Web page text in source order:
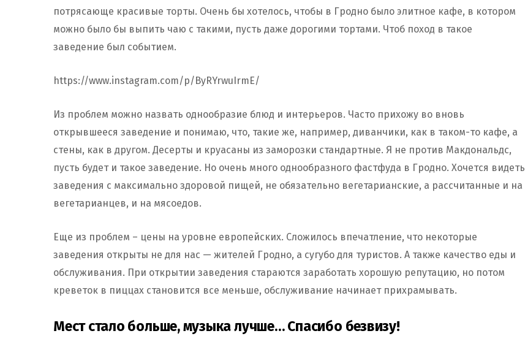
потрясающе красивые торты. Очень бы хотелось, чтобы в Гродно было элитное кафе, в котором
можно было бы выпить чаю с такими, пусть даже дорогими тортами. Чтоб поход в такое
заведение был событием.
https://www.instagram.com/p/ByRYrwuIrmE/
Из проблем можно назвать однообразие блюд и интерьеров. Часто прихожу во вновь
открывшееся заведение и понимаю, что, такие же, например, диванчики, как в таком-то кафе, а
стены, как в другом. Десерты и круасаны из заморозки стандартные. Я не против Макдональдс,
пусть будет и такое заведение. Но очень много однообразного фастфуда в Гродно. Хочется видеть
заведения с максимально здоровой пищей, не обязательно вегетарианские, а рассчитанные и на
вегетарианцев, и на мясоедов.
Еще из проблем – цены на уровне европейских. Сложилось впечатление, что некоторые
заведения открыты не для нас — жителей Гродно, а сугубо для туристов. А также качество еды и
обслуживания. При открытии заведения стараются заработать хорошую репутацию, но потом
креветок в пиццах становится все меньше, обслуживание начинает прихрамывать.
Мест стало больше, музыка лучше… Спасибо безвизу!